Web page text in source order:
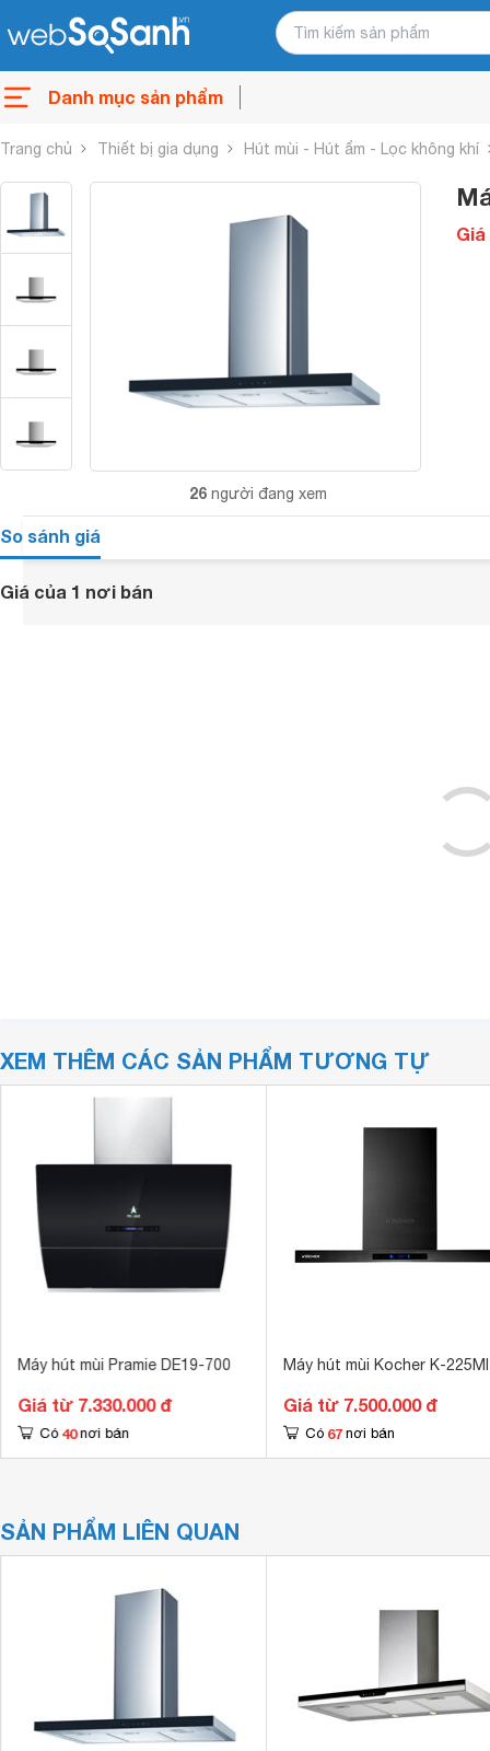
Danh mục sản phẩm
Trang chủ Thiết bị gia dụng Hút mùi - Hút ẩm - Lọc không khí
26 người đang xem
Giá
So sánh giá
Giá của 1 nơi bán
XEM THÊM CÁC SẢN PHẨM TƯƠNG TỰ
Máy hút mùi Pramie DE19-700
Giá từ 7.330.000 đ
Có 40 nơi bán
Máy hút mùi Kocher K-
Giá từ 7.500.000 đ
Có 67 nơi bán
SẢN PHẨM LIÊN QUAN